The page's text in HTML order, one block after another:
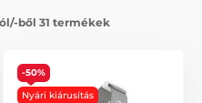
ből 31 termékek
-50%
Nyári kiárusítás